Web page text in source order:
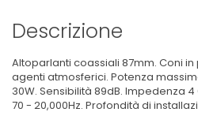
Descrizione
Altoparlanti coassiali 87mm. Coni
agenti atmosferici. Potenza
30W. Sensibilità 89dB. Impedenza
70 - 20,000Hz. Profondità di